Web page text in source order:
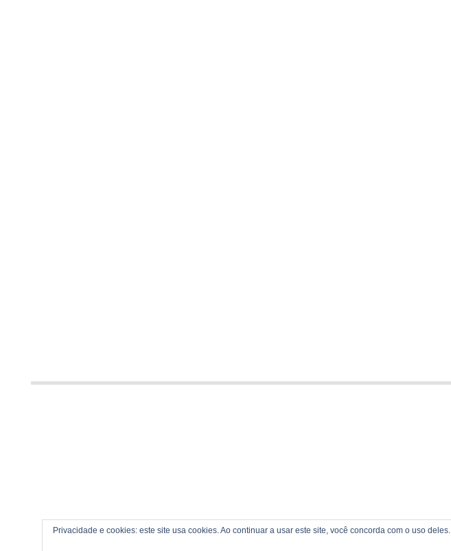
Privacidade e cookies: este site usa cookies. Ao continuar a usar este site, você concorda com o uso deles.